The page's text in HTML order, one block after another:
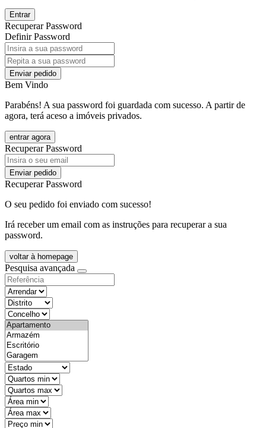
Entrar
Recuperar Password
Definir Password
Enviar pedido
Bem Vindo
Parabéns! A sua password foi guardada com sucesso. A partir de
agora, terá aceso a imóveis privados.
entrar agora
Recuperar Password
Enviar pedido
Recuperar Password
O seu pedido foi enviado com sucesso!
Irá receber um email com as instruções para recuperar a sua
password.
voltar à homepage
Pesquisa avançada
objective
districtId
countyId
types
state
mintypo
maxtypo
minarea
maxarea
minprice